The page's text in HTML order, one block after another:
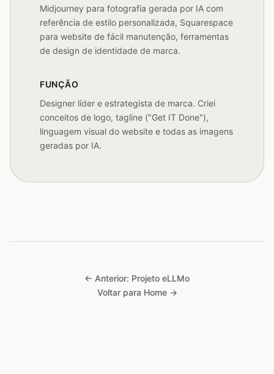
Midjourney para fotografia gerada por IA com
referência de estilo personalizada, Squarespace
para website de fácil manutenção, ferramentas
de design de identidade de marca.
FUNÇÃO
Designer líder e estrategista de marca. Criei
conceitos de logo, tagline ("Get IT Done"),
linguagem visual do website e todas as imagens
geradas por IA.
← Anterior: Projeto eLLMo
Voltar para Home →